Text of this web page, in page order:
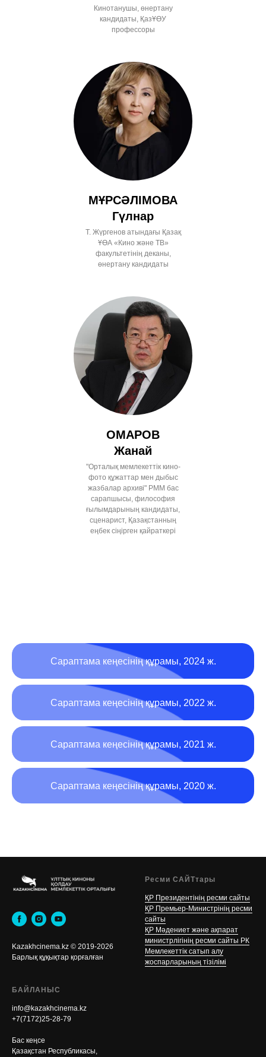
Кинотанушы, өнертану
кандидаты, ҚазҰӨУ
профессоры
МҰРСӘЛІМОВА
Гүлнар
Т. Жүргенов атындағы Қазақ
ҰӨА «Кино және ТВ»
факультетінің деканы,
өнертану кандидаты
ОМАРОВ
Жанай
"Орталық мемлекеттік кино-
фото құжаттар мен дыбыс
жазбалар архиві" РММ бас
сарапшысы, философия
ғылымдарының кандидаты,
сценарист, Қазақстанның
еңбек сіңірген қайраткері
Сараптама кеңесінің құрамы, 2024 ж.
Сараптама кеңесінің құрамы, 2022 ж.
Сараптама кеңесінің құрамы, 2021 ж.
Сараптама кеңесінің құрамы, 2020 ж.
Kazakhcinema.kz © 2019-2026
Барлық құқықтар қорғалған
Ресми САЙТтары
ҚР Президентінің ресми сайты
ҚР Премьер-Министрінің ресми
сайты
ҚР Мәдениет және ақпарат
министрлігінің ресми сайты РК
Мемлекеттік сатып алу
жоспарларының тізілімі
БАЙЛАНЫС
info@kazakhcinema.kz
+7(7172)25-28-79
Бас кеңсе
Қазақстан Республикасы,